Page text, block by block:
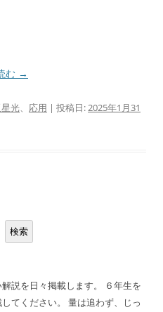
む →
光、 応用 | 投稿日:2025年1月31
検索
説を日々掲載します。 ６年生を
てください。 量は追わず、じっ